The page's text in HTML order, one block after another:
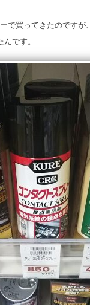
で買ってきたのですが、
です。